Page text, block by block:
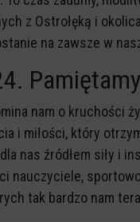
z Ostrołęką i
na zawsze w
nam o kruchości
i miłości, który
nas źródłem siły i
nauczyciele,
tak bardzo nam